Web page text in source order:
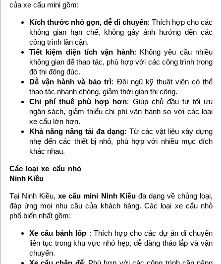
của xe cẩu mini gồm:
Kích thước nhỏ gọn, dễ di chuyển: Thích hợp cho các
không gian hạn chế, không gây ảnh hưởng đến các
công trình lân cận.
Tiết kiệm diện tích vận hành: Không yêu cầu nhiều
không gian để thao tác, phù hợp với các công trình trong
đô thị đông đúc.
Dễ vận hành và bảo trì: Đội ngũ kỹ thuật viên có thể
thao tác nhanh chóng, giảm thời gian thi công.
Chi phí thuê phù hợp hơn: Giúp chủ đầu tư tối ưu
ngân sách, giảm thiểu chi phí vận hành so với các loại
xe cẩu lớn hơn.
Khả năng nâng tải đa dạng: Từ các vật liệu xây dựng
nhẹ đến các thiết bị nhỏ, phù hợp với nhiều mục đích
khác nhau.
Các loại xe cẩu nhỏ
Ninh Kiều
Tại Ninh Kiều,xe cẩu mini Ninh Kiềuđa dạng về chủng loại,
đáp ứng mọi nhu cầu của khách hàng. Các loại xe cẩu nhỏ
phổ biến nhất gồm:
Xe cẩu bánh lốp : Thích hợp cho các dự án di chuyển
liên tục trong khu vực nhỏ hẹp, dễ dàng tháo lắp và vận
chuyển.